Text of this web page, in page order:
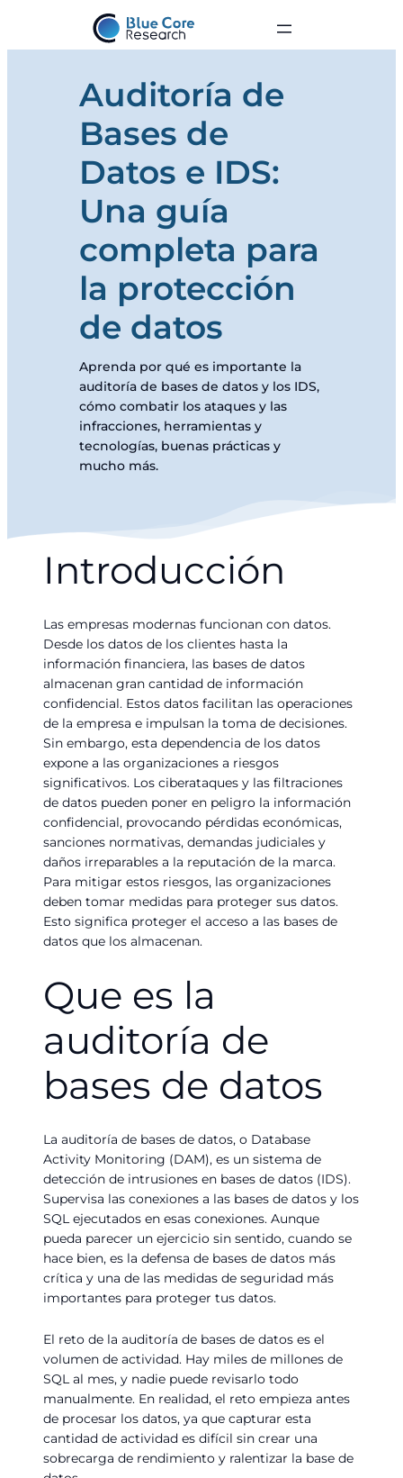
Auditoría de
Bases de
Datos e IDS:
Una guía
completa para
la protección
de datos
Aprenda por qué es importante la
auditoría de bases de datos y los IDS,
cómo combatir los ataques y las
infracciones, herramientas y
tecnologías, buenas prácticas y
mucho más.
Introducción
Las empresas modernas funcionan con datos.
Desde los datos de los clientes hasta la
información financiera, las bases de datos
almacenan gran cantidad de información
confidencial. Estos datos facilitan las operaciones
de la empresa e impulsan la toma de decisiones.
Sin embargo, esta dependencia de los datos
expone a las organizaciones a riesgos
significativos. Los ciberataques y las filtraciones
de datos pueden poner en peligro la información
confidencial, provocando pérdidas económicas,
sanciones normativas, demandas judiciales y
daños irreparables a la reputación de la marca.
Para mitigar estos riesgos, las organizaciones
deben tomar medidas para proteger sus datos.
Esto significa proteger el acceso a las bases de
datos que los almacenan.
Que es la
auditoría de
bases de datos
La auditoría de bases de datos, o Database
Activity Monitoring (DAM), es un sistema de
detección de intrusiones en bases de datos (IDS).
Supervisa las conexiones a las bases de datos y los
SQL ejecutados en esas conexiones. Aunque
pueda parecer un ejercicio sin sentido, cuando se
hace bien, es la defensa de bases de datos más
crítica y una de las medidas de seguridad más
importantes para proteger tus datos.
El reto de la auditoría de bases de datos es el
volumen de actividad. Hay miles de millones de
SQL al mes, y nadie puede revisarlo todo
manualmente. En realidad, el reto empieza antes
de procesar los datos, ya que capturar esta
cantidad de actividad es difícil sin crear una
sobrecarga de rendimiento y ralentizar la base de